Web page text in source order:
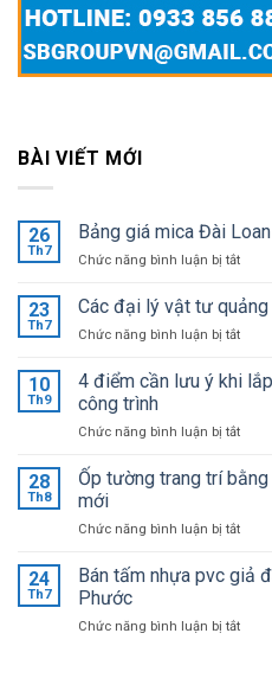
BÀI VIẾT MỚI
26
Th7
Bảng giá mica Đài
Chức năng bình luận bị tắtở
giá
mica
Đài
mới
giá
tại
23
Th7
Các đại lý vật tư
Chức năng bình luận bị tắtở
đại
tư
cáo
giá
nhất
10
Th9
4 điểm cần lưu ý khi
công trình
Chức năng bình luận bị tắtở
điểm
cần
ý
lắp
chống
28
Th8
Ốp tường trang trí
mới
Chức năng bình luận bị tắtở
tường
trang
bằng
24
Th7
Bán tấm nhựa pvc giả
Phước
Chức năng bình luận bị tắtở